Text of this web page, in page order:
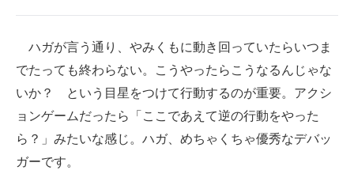
ハガが言う通り、やみくもに動き回っていたらいつま
でたっても終わらない。こうやったらこうなるんじゃな
いか？ という目星をつけて行動するのが重要。アクシ
ョンゲームだったら「ここであえて逆の行動をやった
ら？」みたいな感じ。ハガ、めちゃくちゃ優秀なデバッ
ガーです。